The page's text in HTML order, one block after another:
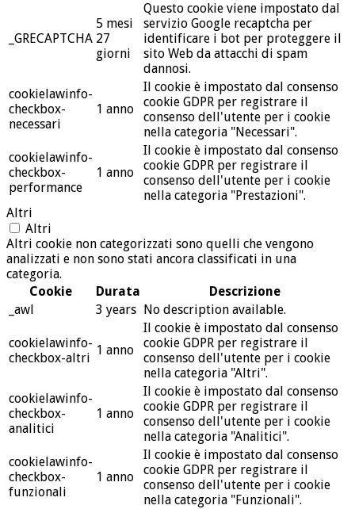
_GRECAPTCHA
5 mesi
27
giorni
Questo cookie viene impostato dal
servizio Google recaptcha per
identificare i bot per proteggere il
sito Web da attacchi di spam
dannosi.
cookielawinfo-
checkbox-
necessari
1 anno
Il cookie è impostato dal consenso
cookie GDPR per registrare il
consenso dell'utente per i cookie
nella categoria "Necessari".
cookielawinfo-
checkbox-
performance
1 anno
Il cookie è impostato dal consenso
cookie GDPR per registrare il
consenso dell'utente per i cookie
nella categoria "Prestazioni".
Altri
Altri
Altri cookie non categorizzati sono quelli che vengono
analizzati e non sono stati ancora classificati in una
categoria.
Cookie
Durata
Descrizione
_awl
3 years No description available.
cookielawinfo-
checkbox-altri
1 anno
Il cookie è impostato dal consenso
cookie GDPR per registrare il
consenso dell'utente per i cookie
nella categoria "Altri".
cookielawinfo-
checkbox-
analitici
1 anno
Il cookie è impostato dal consenso
cookie GDPR per registrare il
consenso dell'utente per i cookie
nella categoria "Analitici".
cookielawinfo-
checkbox-
funzionali
1 anno
Il cookie è impostato dal consenso
cookie GDPR per registrare il
consenso dell'utente per i cookie
nella categoria "Funzionali".